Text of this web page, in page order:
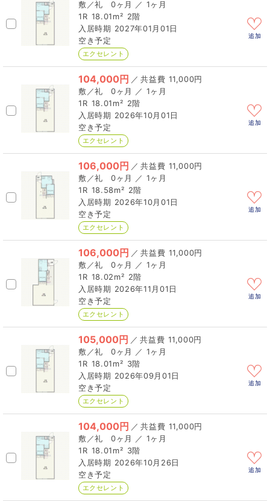
0ヶ月 ／ 1ヶ月
1R 18.01m² 2階
2027年01月01日
空き予定
エクセレント
追加
104,000円 ／
11,000円
0ヶ月 ／ 1ヶ月
1R 18.01m² 2階
2026年10月01日
空き予定
エクセレント
追加
106,000円 ／
11,000円
0ヶ月 ／ 1ヶ月
1R 18.58m² 2階
2026年10月01日
空き予定
エクセレント
追加
106,000円 ／
11,000円
0ヶ月 ／ 1ヶ月
1R 18.02m² 2階
2026年11月01日
空き予定
エクセレント
追加
105,000円 ／
11,000円
0ヶ月 ／ 1ヶ月
1R 18.01m² 3階
2026年09月01日
空き予定
エクセレント
追加
104,000円 ／
11,000円
0ヶ月 ／ 1ヶ月
1R 18.01m² 3階
2026年10月26日
空き予定
エクセレント
追加